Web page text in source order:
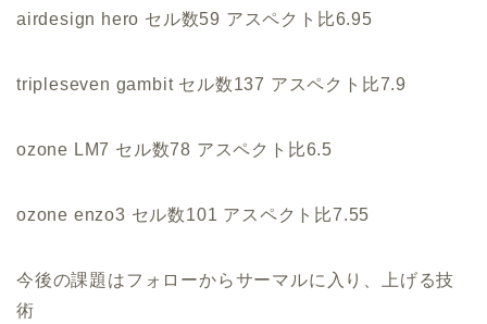
airdesign hero セル数59 アスペクト比6.95
tripleseven gambit セル数137 アスペクト比7.9
ozone LM7 セル数78 アスペクト比6.5
ozone enzo3 セル数101 アスペクト比7.55
今後の課題はフォローからサーマルに入り、上げる技
術